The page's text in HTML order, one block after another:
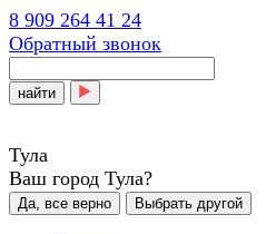
8 909 264 41 24
Обратный звонок
найти
Тула
Ваш город Тула?
Да, все верно Выбрать другой